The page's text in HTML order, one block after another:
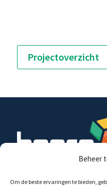
Beheer
Om de beste ervaringen te bieden,
Projectoverzicht
Begro Energy Projects